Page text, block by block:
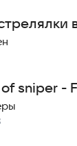
3d
sniper -
bullet